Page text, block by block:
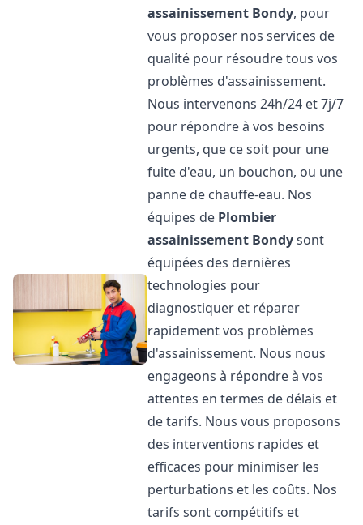
assainissement Bondy, pour
vous proposer nos services de
qualité pour résoudre tous vos
problèmes d'assainissement.
Nous intervenons 24h/24 et 7j/7
pour répondre à vos besoins
urgents, que ce soit pour une
fuite d'eau, un bouchon, ou une
panne de chauffe-eau. Nos
équipes de Plombier
assainissement Bondysont
équipées des dernières
technologies pour
diagnostiquer et réparer
rapidement vos problèmes
d'assainissement. Nous nous
engageons à répondre à vos
attentes en termes de délais et
de tarifs. Nous vous proposons
des interventions rapides et
efficaces pour minimiser les
perturbations et les coûts. Nos
tarifs sont compétitifs et